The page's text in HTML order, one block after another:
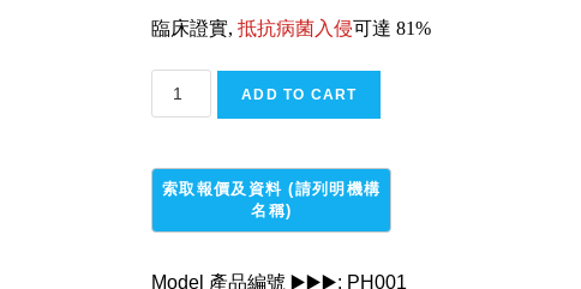
臨床證實,抵抗病菌入侵可達81%
藥
Prof
Health
-
ADD TO CART
Model 產品編號 ▶️▶️▶️: PH001